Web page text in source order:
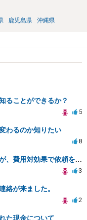
鹿児島県 沖縄県
ることができるか？
5
わるのか知りたい
8
警察には弁護士を勧められましたが、費用対効果で依頼をすることを躊躇しています。
3
絡が来ました。
2
た現金について